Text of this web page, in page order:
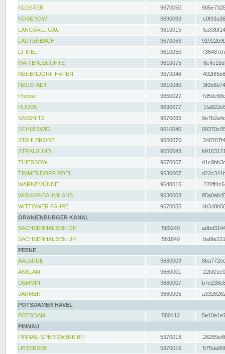
KLOSTER
9670050
KOSEROW
9690093
LANGBALLIGAU
9610015
LAUTERBACH
9670063
LT KIEL
9610050
MARIENLEUCHTE
9610075
NEUENDORF HAFEN
9670046
NEUSTADT
9610080
Prerow
9650027
RUDEN
9690077
SASSNITZ
9670065
SCHLESWIG
9610040
STAHLBRODE
9650070
STRALSUND
9650043
THIESSOW
9670067
TIMMENDORF POEL
9630007
WARNEMÜNDE
9640015
WISMAR-BAUMHAUS
9630008
WITTOWER FÄHRE
9670055
ORANIENBURGER KANAL
SACHSENHAUSEN OP
580240
SACHSENHAUSEN UP
581840
PEENE
AALBUDE
9660009
ANKLAM
9660001
DEMMIN
9660007
JARMEN
9660005
POTSDAMER HAVEL
POTSDAM
580412
PINNAU
PINNAU-SPERRWERK BP
5970018
UETERSEN
5970016